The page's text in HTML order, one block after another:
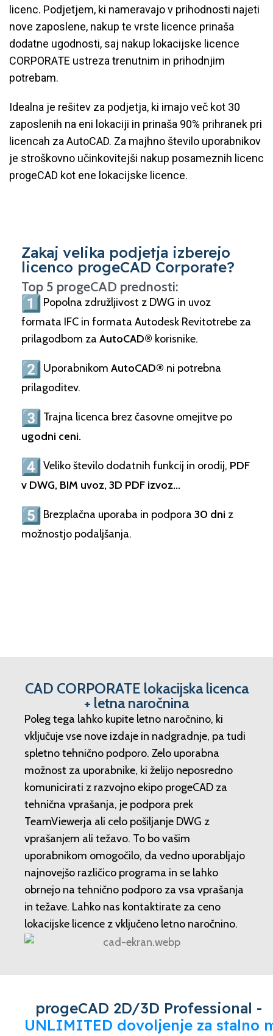
licenc. Podjetjem, ki nameravajo v prihodnosti najeti
nove zaposlene, nakup te vrste licence prinaša
dodatne ugodnosti, saj nakup lokacijske licence
CORPORATE ustreza trenutnim in prihodnjim
potrebam.
Idealna je rešitev za podjetja, ki imajo več kot 30
zaposlenih na eni lokaciji in prinaša 90% prihranek pri
licencah za AutoCAD. Za majhno število uporabnikov
je stroškovno učinkovitejši nakup posameznih licenc
progeCAD kot ene lokacijske licence.
Zakaj velika podjetja izberejo
licenco progeCAD Corporate?
Top 5 progeCAD prednosti:
Popolna združljivost z DWG in uvoz
formata IFC in formata Autodesk Revitotrebe za
prilagodbom za AutoCAD® korisnike.
Uporabnikom AutoCAD® ni potrebna
prilagoditev.
Trajna licenca brez časovne omejitve po
ugodni ceni.
Veliko število dodatnih funkcij in orodij, PDF
v DWG, BIM uvoz, 3D PDF izvoz…
Brezplačna uporaba in podpora 30 dni z
možnostjo podaljšanja.
CAD CORPORATE lokacijska licenca
+ letna naročnina
Poleg tega lahko kupite letno naročnino, ki
vključuje vse nove izdaje in nadgradnje, pa tudi
spletno tehnično podporo. Zelo uporabna
možnost za uporabnike, ki želijo neposredno
komunicirati z razvojno ekipo progeCAD za
tehnična vprašanja, je podpora prek
TeamViewerja ali celo pošiljanje DWG z
vprašanjem ali težavo. To bo vašim
uporabnikom omogočilo, da vedno uporabljajo
najnovejšo različico programa in se lahko
obrnejo na tehnično podporo za vsa vprašanja
in težave. Lahko nas kontaktirate za ceno
lokacijske licence z vključeno letno naročnino.
progeCAD 2D/3D Professional -
UNLIMITED dovoljenje za stalno